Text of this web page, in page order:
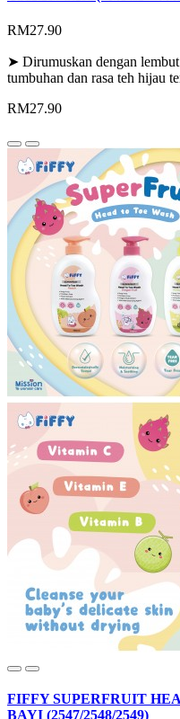
RM27.90
➤ Dirumuskan dengan
tumbuhan dan rasa teh hijau
RM27.90
FIFFY SUPERFRUIT
BAYI (2547/2548/2549)